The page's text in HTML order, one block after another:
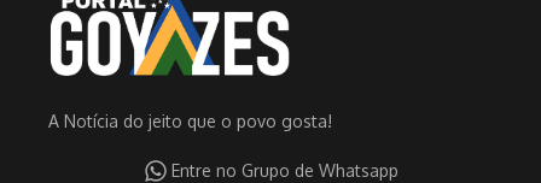
A Notícia do jeito que o povo gosta!
Entre no Grupo de Whatsapp